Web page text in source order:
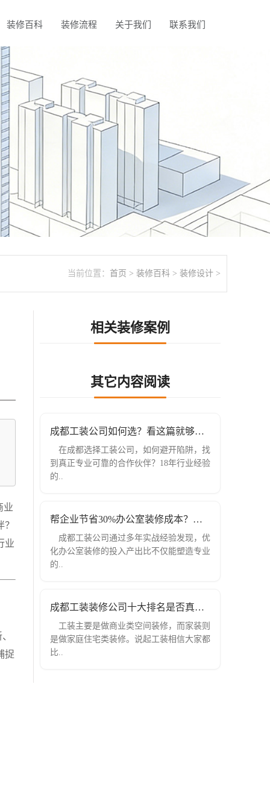
装修百科 装修流程 关于我们 联系我们
当前位置： 首页 > 装修百科 > 装修设计 >
业
业
捉
相关装修案例
其它内容阅读
成都工装公司如何选？看这篇就够了！
在成都选择工装公司，如何避开陷阱，找
到真正专业可靠的合作伙伴？18年行业经验
的..
帮企业节省30%办公室装修成本？成都工装
成都工装公司通过多年实战经验发现，优
化办公室装修的投入产出比不仅能塑造专业
的..
成都工装装修公司十大排名是否真实？前
工装主要是做商业类空间装修，而家装则
是做家庭住宅类装修。说起工装相信大家都
比..